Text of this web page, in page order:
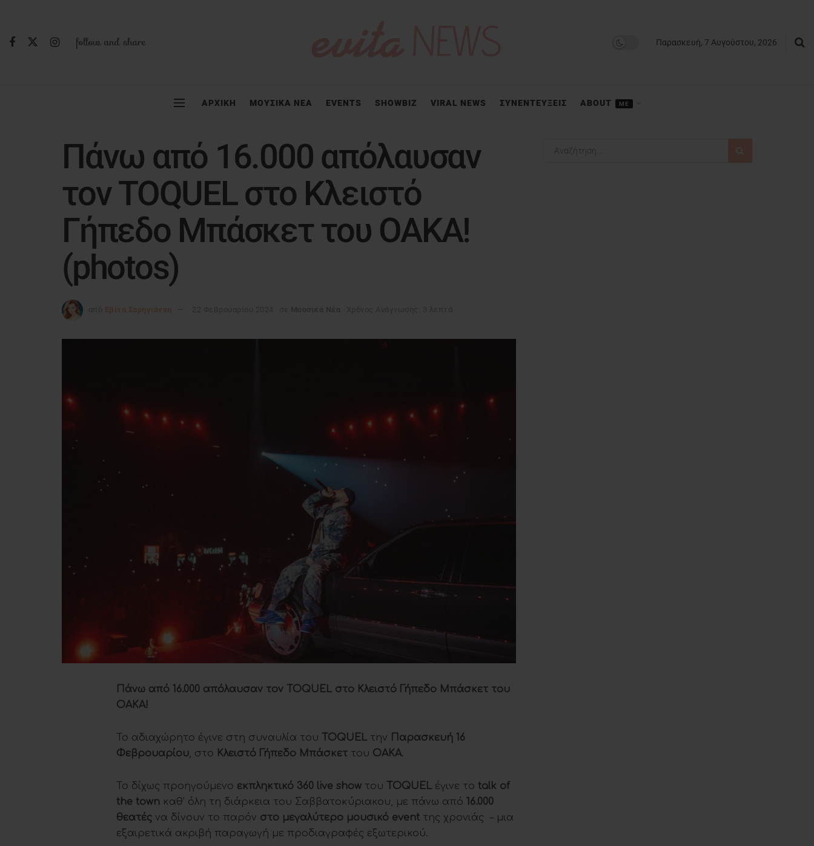
follow and share Παρασκευή, 7 Αυγούστου, 2026
ΑΡΧΙΚΗ ΜΟΥΣΙΚΑ ΝΕΑ EVENTS SHOWBIZ VIRAL NEWS ΣΥΝΕΝΤΕΥΞΕΙΣ ABOUT ME
Πάνω από 16.000 απόλαυσαν
τον TOQUEL στο Κλειστό
Γήπεδο Μπάσκετ του ΟΑΚΑ!
(photos)
Πάνω από 16.000 απόλαυσαν τον TOQUEL στο Κλειστό Γήπεδο Μπάσκετ του
ΟΑΚΑ!
Το αδιαχώρητο έγινε στη συναυλία του TOQUEL την
Παρασκευή 16
Φεβρουαρίου, στο Κλειστό Γήπεδο Μπάσκετ του ΟΑΚΑ.
Το δίχως προηγούμενο εκπληκτικό 360 live show του TOQUEL έγινε το talk of
the town καθ’ όλη τη διάρκεια του Σαββατοκύριακου, με πάνω από
16.000
θεατές να δίνουν το παρόν στο μεγαλύτερο μουσικό event της χρονιάς – μια
εξαιρετικά ακριβή παραγωγή με προδιαγραφές εξωτερικού.